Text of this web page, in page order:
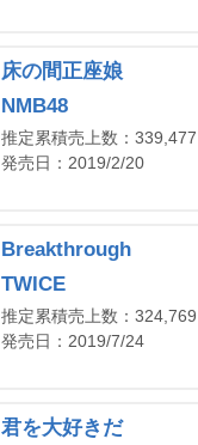
床の間正座娘
NMB48
推定累積売上数：339,477
発売日：2019/2/20
Breakthrough
TWICE
推定累積売上数：324,769
発売日：2019/7/24
君を大好きだ